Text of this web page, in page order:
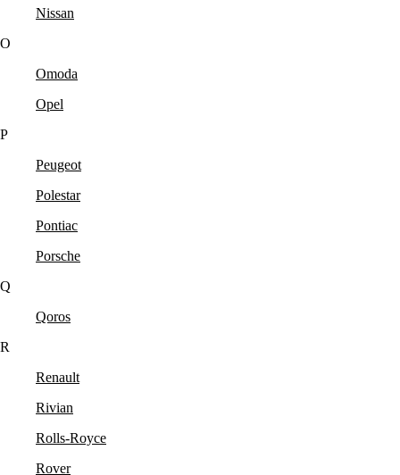
Nissan
O
Omoda
Opel
P
Peugeot
Polestar
Pontiac
Porsche
Q
Qoros
R
Renault
Rivian
Rolls-Royce
Rover